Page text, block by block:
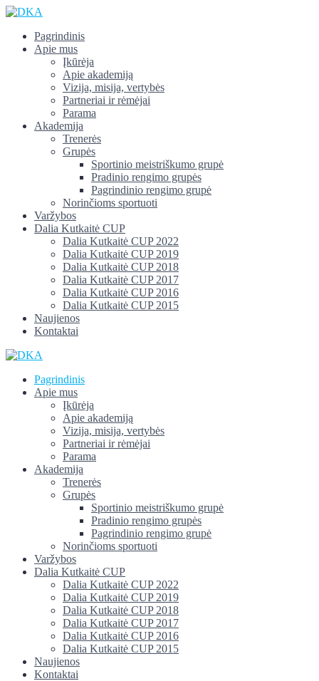
Pagrindinis
Apie mus
Įkūrėja
Apie akademiją
Vizija, misija, vertybės
Partneriai ir rėmėjai
Parama
Akademija
Trenerės
Grupės
Sportinio meistriškumo grupė
Pradinio rengimo grupės
Pagrindinio rengimo grupė
Norinčioms sportuoti
Varžybos
Dalia Kutkaitė CUP
Dalia Kutkaitė CUP 2022
Dalia Kutkaitė CUP 2019
Dalia Kutkaitė CUP 2018
Dalia Kutkaitė CUP 2017
Dalia Kutkaitė CUP 2016
Dalia Kutkaitė CUP 2015
Naujienos
Kontaktai
Pagrindinis
Apie mus
Įkūrėja
Apie akademiją
Vizija, misija, vertybės
Partneriai ir rėmėjai
Parama
Akademija
Trenerės
Grupės
Sportinio meistriškumo grupė
Pradinio rengimo grupės
Pagrindinio rengimo grupė
Norinčioms sportuoti
Varžybos
Dalia Kutkaitė CUP
Dalia Kutkaitė CUP 2022
Dalia Kutkaitė CUP 2019
Dalia Kutkaitė CUP 2018
Dalia Kutkaitė CUP 2017
Dalia Kutkaitė CUP 2016
Dalia Kutkaitė CUP 2015
Naujienos
Kontaktai